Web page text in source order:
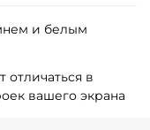
и белым
в
вашего экрана